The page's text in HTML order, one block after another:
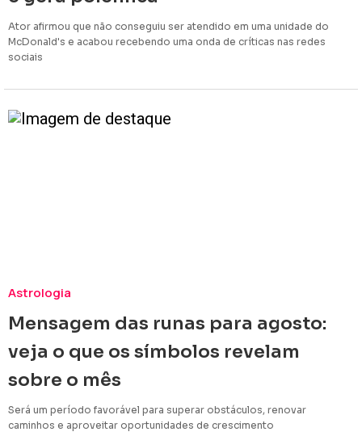
Ator afirmou que não conseguiu ser atendido em uma unidade do
McDonald's e acabou recebendo uma onda de críticas nas redes
sociais
Astrologia
Mensagem das runas para agosto:
veja o que os símbolos revelam
sobre o mês
Será um período favorável para superar obstáculos, renovar
caminhos e aproveitar oportunidades de crescimento